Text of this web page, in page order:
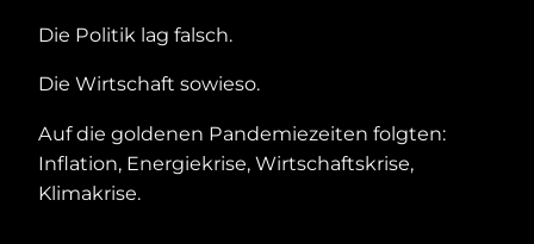
Die Politik lag falsch.
Die Wirtschaft sowieso.
Auf die goldenen Pandemiezeiten folgten:
Inflation, Energiekrise, Wirtschaftskrise,
Klimakrise.